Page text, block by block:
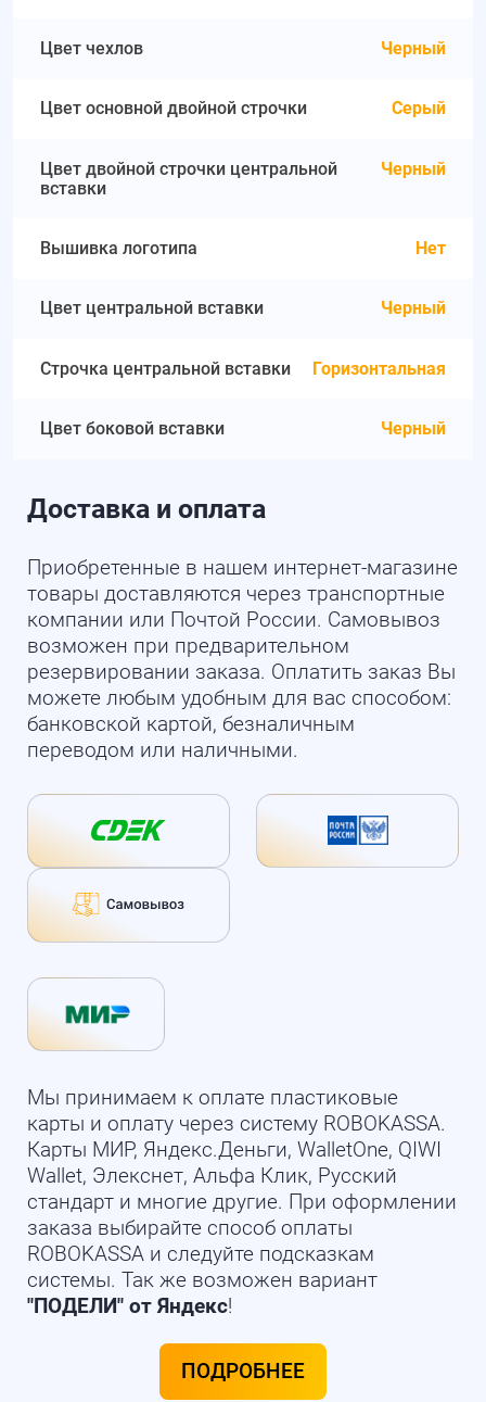
Цвет чехлов Черный
Цвет основной двойной строчки Серый
Цвет двойной строчки центральной
вставки
Черный
Вышивка логотипа Нет
Цвет центральной вставки Черный
Строчка центральной вставки Горизонтальная
Цвет боковой вставки Черный
Доставка и оплата
Приобретенные в нашем интернет-магазине
товары доставляются через транспортные
компании или Почтой России. Самовывоз
возможен при предварительном
резервировании заказа. Оплатить заказ Вы
можете любым удобным для вас способом:
банковской картой, безналичным
переводом или наличными.
Мы принимаем к оплате пластиковые
карты и оплату через систему ROBOKASSA.
Карты МИР, Яндекс.Деньги, WalletOne, QIWI
Wallet, Элекснет, Альфа Клик, Русский
стандарт и многие другие. При оформлении
заказа выбирайте способ оплаты
ROBOKASSA и следуйте подсказкам
системы. Так же возможен вариант
"ПОДЕЛИ" от Яндекс!
ПОДРОБНЕЕ